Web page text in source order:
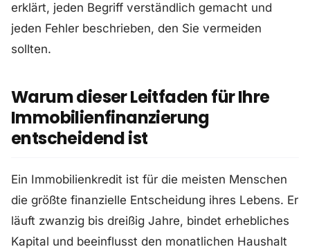
erklärt, jeden Begriff verständlich gemacht und
jeden Fehler beschrieben, den Sie vermeiden
sollten.
Warum dieser Leitfaden für Ihre
Immobilienfinanzierung
entscheidend ist
Ein Immobilienkredit ist für die meisten Menschen
die größte finanzielle Entscheidung ihres Lebens. Er
läuft zwanzig bis dreißig Jahre, bindet erhebliches
Kapital und beeinflusst den monatlichen Haushalt